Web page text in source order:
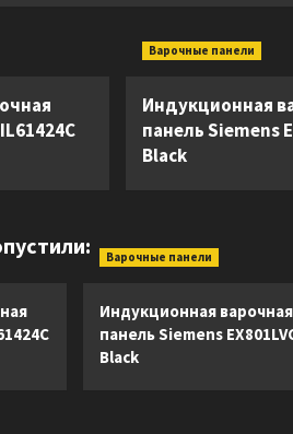
Варочные панели
Индукционная
панель Siemens
Black
Варочные панели
Индукционная варочная
панель Siemens
Black